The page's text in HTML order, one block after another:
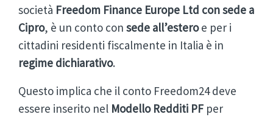
società Freedom Finance Europe Ltd con sede a
Cipro, è un conto con sede all’esteroe per i
cittadini residenti fiscalmente in Italia è in
regime dichiarativo.
Questo implica che il conto Freedom24 deve
essere inserito nel Modello Redditi PF per